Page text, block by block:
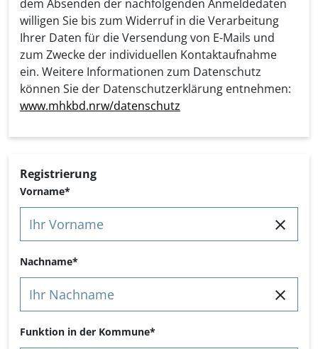
dem Absenden der nachfolgenden Anmeldedaten
willigen Sie bis zum Widerruf in die Verarbeitung
Ihrer Daten für die Versendung von E-Mails und
zum Zwecke der individuellen Kontaktaufnahme
ein. Weitere Informationen zum Datenschutz
können Sie der Datenschutzerklärung entnehmen:
www.mhkbd.nrw/datenschutz
Registrierung
Vorname
Nachname
Funktion in der Kommune